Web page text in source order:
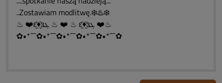
..Zostawiam modlitwę.❄️♨️❄️
♨ ❤️ԑ̮̑♦̮̑ɜܓ ♨ ❤️ ♨ ԑ̮̑♦̮̑ɜܓ ❤️♨
✿•*´¯`✿•*´¯`✿•*´¯`✿•*´¯`✿•*´¯`✿